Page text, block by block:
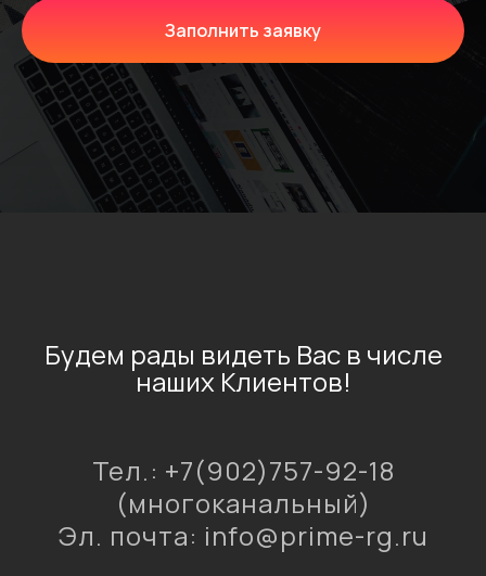
Заполнить заявку
Будем рады видеть Вас в числе
наших Клиентов!
Тел.: +7(902)757-92-18
(многоканальный)
Эл. почта: info@prime-rg.ru